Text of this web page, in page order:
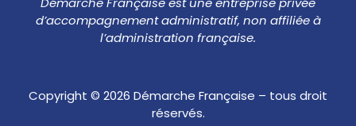
d’accompagnement administratif, non affiliée à
l’administration française.
Copyright © 2026 Démarche Française – tous droit
réservés.